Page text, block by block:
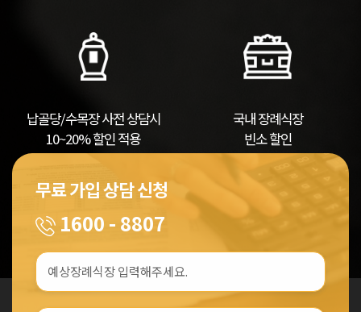
납골당/수목장 사전 상담시
10~20% 할인 적용
국내 장례식장
빈소 할인
무료 가입 상담 신청
1600 - 8807